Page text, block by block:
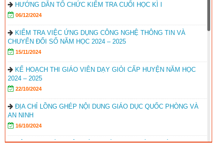
HƯỚNG DẪN TỔ CHỨC KIỂM TRA CUỐI HỌC KÌ I
06/12/2024
KIỂM TRA VIỆC ỨNG DỤNG CÔNG NGHỆ THÔNG TIN VÀ
CHUYỂN ĐỔI SỐ NĂM HỌC 2024 – 2025
15/11/2024
KẾ HOẠCH THI GIÁO VIÊN DẠY GIỎI CẤP HUYỆN NĂM HỌC
2024 – 2025
22/10/2024
ĐỊA CHỈ LỒNG GHÉP NỘI DUNG GIÁO DỤC QUỐC PHÒNG VÀ
AN NINH
16/10/2024
HỘI NGHỊ GIỚI THIỆU SÁCH GIÁO KHOA LỚP 5, LỚP 8 CTPT